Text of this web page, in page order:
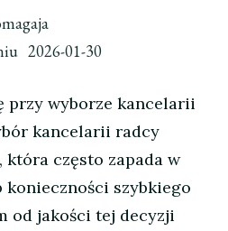
2026-01-30
przy wyborze kancelarii
kancelarii radcy
często zapada w
szybkiego
od jakości tej decyzji